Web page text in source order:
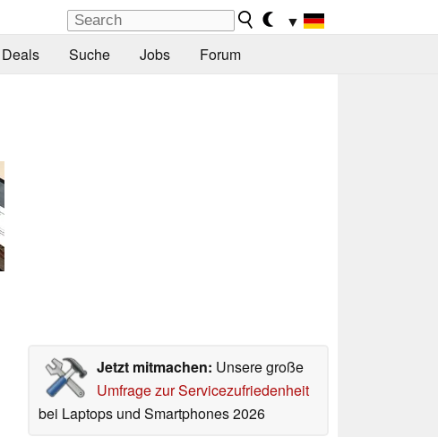
▼
Deals Suche Jobs Forum
Jetzt mitmachen: Unsere große
Umfrage zur Servicezufriedenheit
bei Laptops und Smartphones 2026